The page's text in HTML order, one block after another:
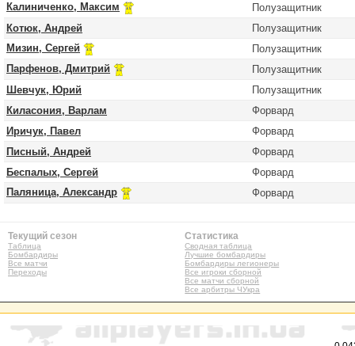
Калиниченко, Максим
Полузащитник
Котюк, Андрей
Полузащитник
Мизин, Сергей
Полузащитник
Парфенов, Дмитрий
Полузащитник
Шевчук, Юрий
Полузащитник
Киласония, Варлам
Форвард
Иричук, Павел
Форвард
Писный, Андрей
Форвард
Беспалых, Сергей
Форвард
Паляница, Александр
Форвард
Текущий сезон
Таблица
Бомбардиры
Все матчи
Переходы
Статистика
Сводная таблица
Лучшие бомбардиры
Бомбардиры легионеры
Все игроки сборной
Все матчи сборной
Все арбитры ЧУкра